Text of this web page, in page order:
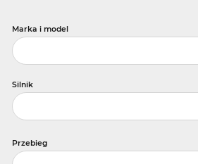
Marka i model
Silnik
Przebieg